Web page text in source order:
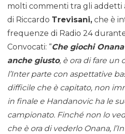
molti commenti tra gli addetti
di Riccardo Trevisani, che è
frequenze di Radio 24
Convocati: “Che giochi
anche giusto, è ora di fare un
l’Inter parte con aspettative
difficile che è capitato, non
in finale e Handanovic ha le
campionato. Finché non lo
che è ora di vederlo Onana,